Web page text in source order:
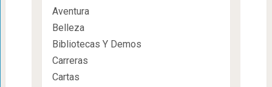
Aventura
Belleza
Bibliotecas Y Demos
Carreras
Cartas